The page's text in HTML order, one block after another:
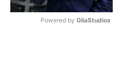
Powered by GliaStudios